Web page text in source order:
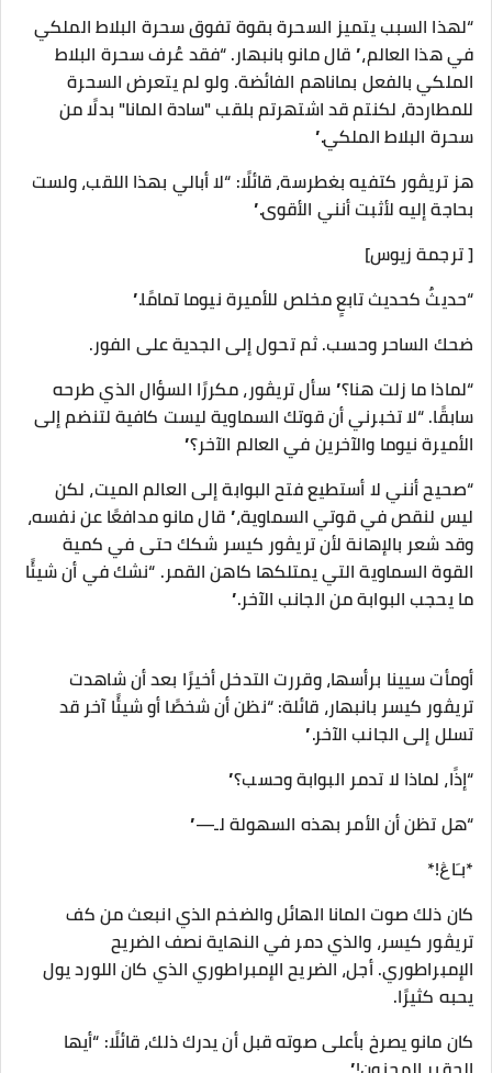
“لهذا السبب يتميز السحرة بقوة تفوق سحرة البلاط الملكي
في هذا العالم،” قال مانو بانبهار. “فقد عُرف سحرة البلاط
الملكي بالفعل بماناهم الفائضة. ولو لم يتعرض السحرة
للمطاردة، لكنتم قد اشتهرتم بلقب "سادة المانا" بدلًا من
سحرة البلاط الملكي.”
هز تريڤور كتفيه بغطرسة، قائلًا: “لا أبالي بهذا اللقب، ولست
بحاجة إليه لأثبت أنني الأقوى.”
[ ترجمة زيوس]
“حديثٌ كحديث تابعٍ مخلص للأميرة نيوما تمامًا.”
ضحك الساحر وحسب. ثم تحول إلى الجدية على الفور.
“لماذا ما زلت هنا؟” سأل تريڤور، مكررًا السؤال الذي طرحه
سابقًا. “لا تخبرني أن قوتك السماوية ليست كافية لتنضم إلى
الأميرة نيوما والآخرين في العالم الآخر؟”
“صحيح أنني لا أستطيع فتح البوابة إلى العالم الميت، لكن
ليس لنقص في قوتي السماوية،” قال مانو مدافعًا عن نفسه،
وقد شعر بالإهانة لأن تريڤور كيسر شكك حتى في كمية
القوة السماوية التي يمتلكها كاهن القمر. “نشك في أن شيئًا
ما يحجب البوابة من الجانب الآخر.”
أومأت سيينا برأسها، وقررت التدخل أخيرًا بعد أن شاهدت
تريڤور كيسر بانبهار، قائلة: “نظن أن شخصًا أو شيئًا آخر قد
تسلل إلى الجانب الآخر.”
“إذًا، لماذا لا تدمر البوابة وحسب؟”
“هل تظن أن الأمر بهذه السهولة لـ—”
*بـَاڠ!*
كان ذلك صوت المانا الهائل والضخم الذي انبعث من كف
تريڤور كيسر، والذي دمر في النهاية نصف الضريح
الإمبراطوري. أجل، الضريح الإمبراطوري الذي كان اللورد يول
يحبه كثيرًا.
كان مانو يصرخ بأعلى صوته قبل أن يدرك ذلك، قائلًا: “أيها